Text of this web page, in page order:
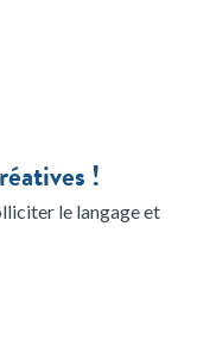
!
le langage et